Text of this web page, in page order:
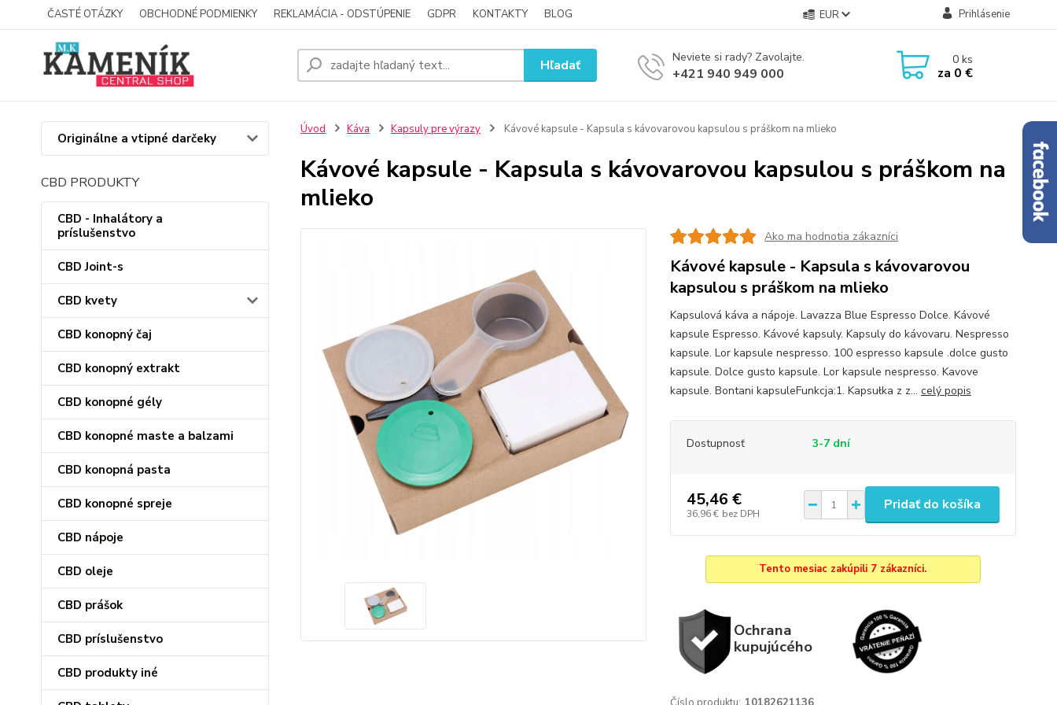
ČASTÉ OTÁZKY OBCHODNÉ PODMIENKY REKLAMÁCIA - ODSTÚPENIE GDPR KONTAKTY BLOG EUR Prihlásenie
Hľadať Neviete si rady? Zavolajte.
+421 940 949 000
0ks
za 0 €
Originálne a vtipné darčeky
CBD PRODUKTY
CBD - Inhalátory a
príslušenstvo
CBD Joint-s
CBD kvety
CBD konopný čaj
CBD konopný extrakt
CBD konopné gély
CBD konopné maste a balzami
CBD konopná pasta
CBD konopné spreje
CBD nápoje
CBD oleje
CBD prášok
CBD príslušenstvo
CBD produkty iné
Úvod Káva Kapsuly pre výrazy Kávové kapsule - Kapsula s kávovarovou kapsulou s práškom na mlieko
Kávové kapsule - Kapsula s kávovarovou kapsulou s práškom na
mlieko
Ako ma hodnotia zákazníci
Kávové kapsule - Kapsula s kávovarovou
kapsulou s práškom na mlieko
Kapsulová káva a nápoje. Lavazza Blue Espresso Dolce. Kávové
kapsule Espresso. Kávové kapsuly. Kapsuly do kávovaru. Nespresso
kapsule. Lor kapsule nespresso. 100 espresso kapsule .dolce gusto
kapsule. Dolce gusto kapsule. Lor kapsule nespresso. Kavove
kapsule. Bontani kapsuleFunkcja:1. Kapsułka z z... celý popis
Dostupnosť 3-7 dní
45,46 €
36,96 € bez DPH
Pridať do košíka
Tento mesiac zakúpili 7 zákazníci.
Ochrana
kupujúcého